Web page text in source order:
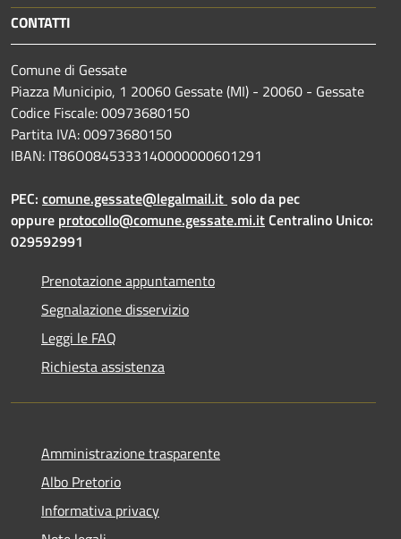
CONTATTI
Comune di Gessate
Piazza Municipio, 1 20060 Gessate (MI) - 20060 - Gessate
Codice Fiscale: 00973680150
Partita IVA: 00973680150
IBAN: IT86O0845333140000000601291
PEC: comune.gessate@legalmail.it solo da pec
oppure protocollo@comune.gessate.mi.itCentralino Unico:
029592991
Prenotazione appuntamento
Segnalazione disservizio
Leggi le FAQ
Richiesta assistenza
Amministrazione trasparente
Albo Pretorio
Informativa privacy